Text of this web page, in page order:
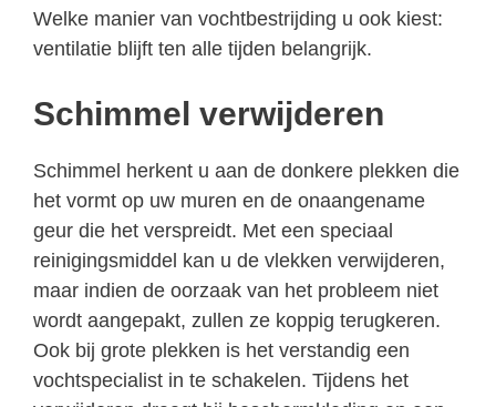
Welke manier van vochtbestrijding u ook kiest:
ventilatie blijft ten alle tijden belangrijk.
Schimmel verwijderen
Schimmel herkent u aan de donkere plekken die
het vormt op uw muren en de onaangename
geur die het verspreidt. Met een speciaal
reinigingsmiddel kan u de vlekken verwijderen,
maar indien de oorzaak van het probleem niet
wordt aangepakt, zullen ze koppig terugkeren.
Ook bij grote plekken is het verstandig een
vochtspecialist in te schakelen. Tijdens het